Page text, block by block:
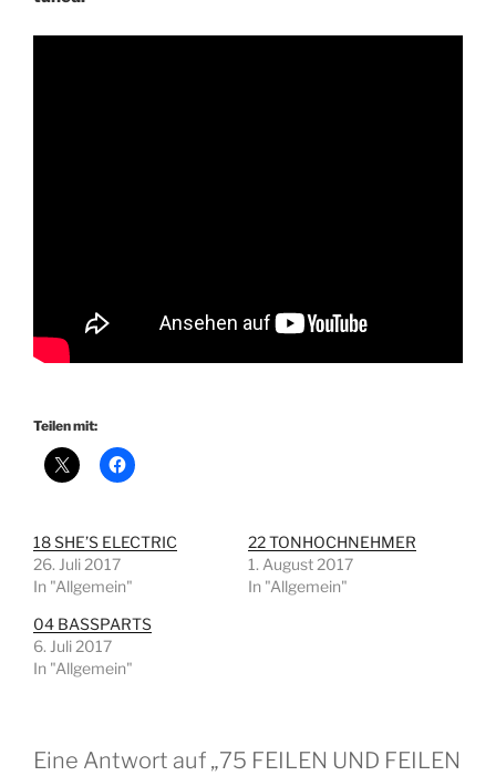
Teilen mit:
18 SHE’S ELECTRIC
26. Juli 2017
In "Allgemein"
22 TONHOCHNEHMER
1. August 2017
In "Allgemein"
04 BASSPARTS
6. Juli 2017
In "Allgemein"
Eine Antwort auf „75 FEILEN UND FEILEN